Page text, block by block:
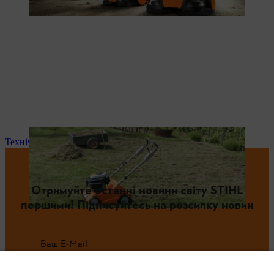
Технічне обслуговування та ремонт
Отримуйте останні новини світу STIHL
першими! Підписуйтесь на розсилку новин
Ваш E-Mail